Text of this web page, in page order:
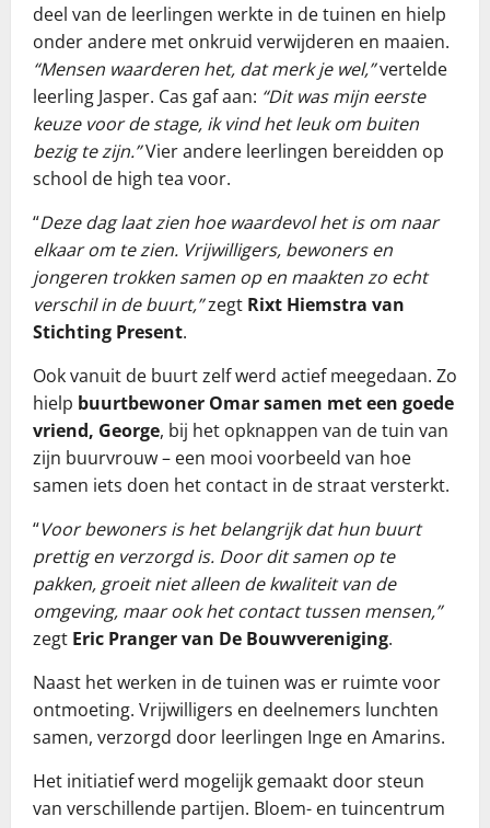
deel van de leerlingen werkte in de tuinen en hielp
onder andere met onkruid verwijderen en maaien.
“Mensen waarderen het, dat merk je wel,”vertelde
leerling Jasper. Cas gaf aan: “Dit was mijn eerste
keuze voor de stage, ik vind het leuk om buiten
bezig te zijn.”Vier andere leerlingen bereidden op
school de high tea voor.
“Deze dag laat zien hoe waardevol het is om naar
elkaar om te zien. Vrijwilligers, bewoners en
jongeren trokken samen op en maakten zo echt
verschil in de buurt,”zegt Rixt Hiemstra van
Stichting Present.
Ook vanuit de buurt zelf werd actief meegedaan. Zo
hielp buurtbewoner Omar samen met een goede
vriend, George, bij het opknappen van de tuin van
zijn buurvrouw – een mooi voorbeeld van hoe
samen iets doen het contact in de straat versterkt.
“Voor bewoners is het belangrijk dat hun buurt
prettig en verzorgd is. Door dit samen op te
pakken, groeit niet alleen de kwaliteit van de
omgeving, maar ook het contact tussen mensen,”
zegt Eric Pranger van De Bouwvereniging.
Naast het werken in de tuinen was er ruimte voor
ontmoeting. Vrijwilligers en deelnemers lunchten
samen, verzorgd door leerlingen Inge en Amarins.
Het initiatief werd mogelijk gemaakt door steun
van verschillende partijen. Bloem- en tuincentrum